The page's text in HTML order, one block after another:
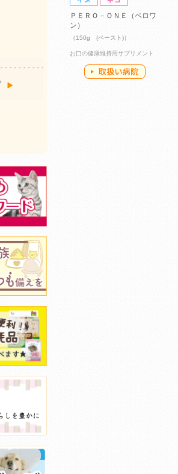
ＰＥＲＯ－ＯＮＥ（ペロワ
ン）
（150g (ペースト)）
お口の健康維持用サプリメント